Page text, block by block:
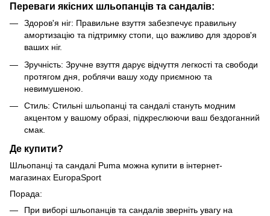
Переваги якісних шльопанців та сандалів:
Здоров'я ніг: Правильне взуття забезпечує правильну
амортизацію та підтримку стопи, що важливо для здоров'я
ваших ніг.
Зручність: Зручне взуття дарує відчуття легкості та свободи
протягом дня, роблячи вашу ходу приємною та
невимушеною.
Стиль: Стильні шльопанці та сандалі стануть модним
акцентом у вашому образі, підкреслюючи ваш бездоганний
смак.
Де купити?
Шльопанці та сандалі Puma можна купити в інтернет-
магазинах EuropaSport
Порада:
При виборі шльопанців та сандалів зверніть увагу на